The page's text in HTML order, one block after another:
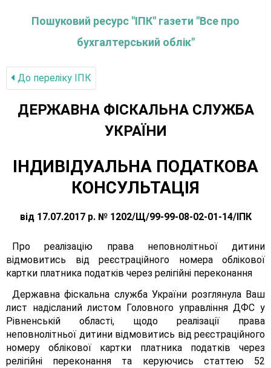
Пошуковий ресурс "ІПК" газети "Все про
бухгалтерський облік"
До переліку IПК
ДЕРЖАВНА ФІСКАЛЬНА СЛУЖБА
УКРАЇНИ
ІНДИВІДУАЛЬНА ПОДАТКОВА
КОНСУЛЬТАЦІЯ
від 17.07.2017 р. № 1202/Щ/99-99-08-02-01-14/ІПК
Про реалізацію права неповнолітньої дитини
відмовитись від реєстраційного номера облікової
картки платника податків через релігійні переконання
Державна фіскальна служба України розглянула Ваш
лист надісланий листом Головного управління ДФС у
Рівненській області, щодо реалізації права
неповнолітньої дитини відмовитись від реєстраційного
номеру облікової картки платника податків через
релігійні переконання та керуючись статтею 52